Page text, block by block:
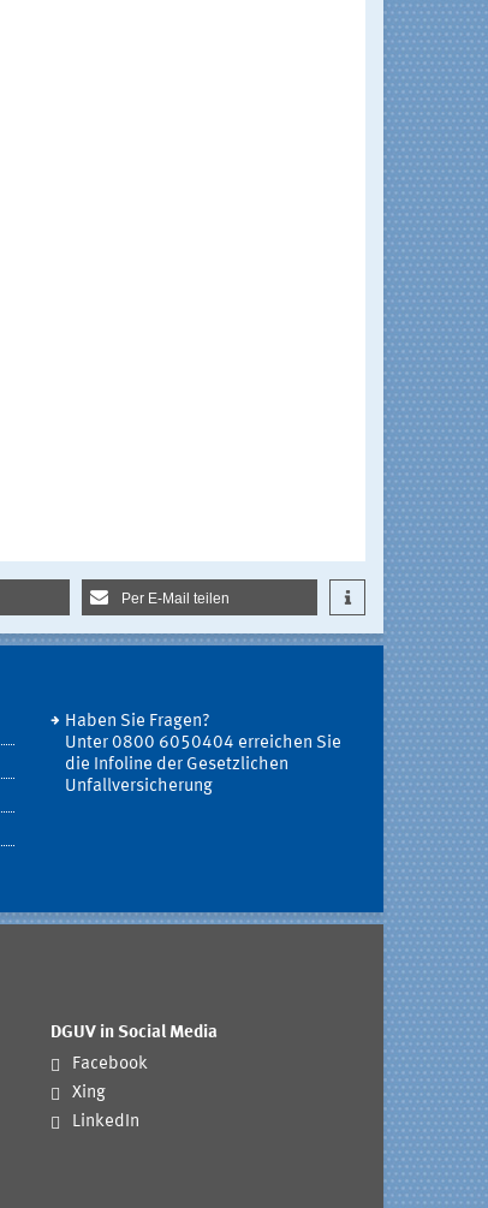
Per E-Mail teilen
Haben Sie Fragen?
Unter 0800 6050404 erreichen Sie
die Infoline der Gesetzlichen
Unfallversicherung
DGUV in Social Media
Facebook
Xing
LinkedIn